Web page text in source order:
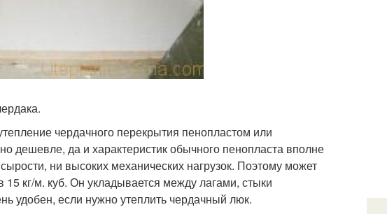
чердачного перекрытия пенопластом или
дешевле, да и характеристик обычного пенопласта вполне
ни высоких механических нагрузок. Поэтому может
кг/м. куб. Он укладывается между лагами, стыки
удобен, если нужно утеплить чердачный люк.